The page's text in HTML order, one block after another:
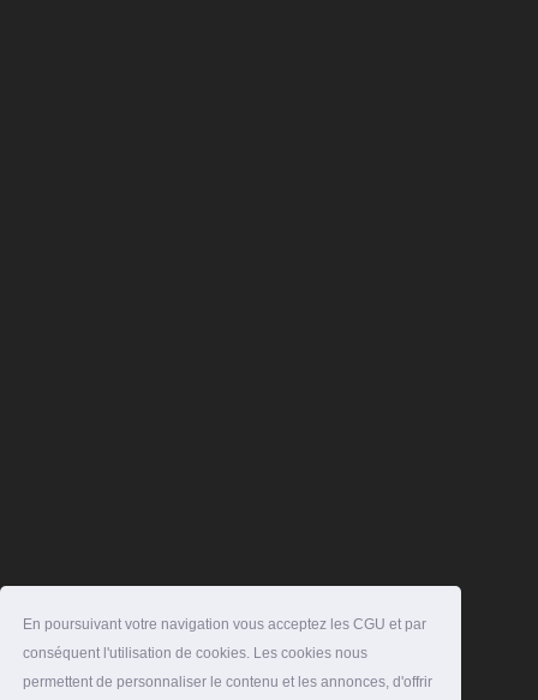
En poursuivant votre navigation vous acceptez les CGU et par
conséquent l'utilisation de cookies. Les cookies nous
permettent de personnaliser le contenu et les annonces, d'offrir